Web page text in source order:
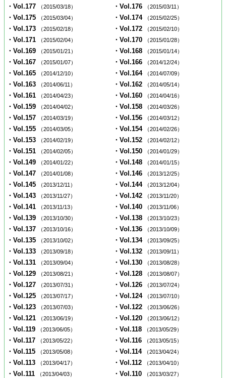
・Vol.177 （2015/03/18） ・Vol.176 （2015/03/11）
・Vol.175 （2015/03/04） ・Vol.174 （2015/02/25）
・Vol.173 （2015/02/18） ・Vol.172 （2015/02/10）
・Vol.171 （2015/02/04） ・Vol.170 （2015/01/28）
・Vol.169 （2015/01/21） ・Vol.168 （2015/01/14）
・Vol.167 （2015/01/07） ・Vol.166 （2014/12/24）
・Vol.165 （2014/12/10） ・Vol.164 （2014/07/09）
・Vol.163 （2014/06/11） ・Vol.162 （2014/05/14）
・Vol.161 （2014/04/23） ・Vol.160 （2014/04/16）
・Vol.159 （2014/04/02） ・Vol.158 （2014/03/26）
・Vol.157 （2014/03/19） ・Vol.156 （2014/03/12）
・Vol.155 （2014/03/05） ・Vol.154 （2014/02/26）
・Vol.153 （2014/02/19） ・Vol.152 （2014/02/12）
・Vol.151 （2014/02/05） ・Vol.150 （2014/01/29）
・Vol.149 （2014/01/22） ・Vol.148 （2014/01/15）
・Vol.147 （2014/01/08） ・Vol.146 （2013/12/25）
・Vol.145 （2013/12/11） ・Vol.144 （2013/12/04）
・Vol.143 （2013/11/27） ・Vol.142 （2013/11/20）
・Vol.141 （2013/11/13） ・Vol.140 （2013/11/06）
・Vol.139 （2013/10/30） ・Vol.138 （2013/10/23）
・Vol.137 （2013/10/16） ・Vol.136 （2013/10/09）
・Vol.135 （2013/10/02） ・Vol.134 （2013/09/25）
・Vol.133 （2013/09/18） ・Vol.132 （2013/09/11）
・Vol.131 （2013/09/04） ・Vol.130 （2013/08/28）
・Vol.129 （2013/08/21） ・Vol.128 （2013/08/07）
・Vol.127 （2013/07/31） ・Vol.126 （2013/07/24）
・Vol.125 （2013/07/17） ・Vol.124 （2013/07/10）
・Vol.123 （2013/07/03） ・Vol.122 （2013/06/26）
・Vol.121 （2013/06/19） ・Vol.120 （2013/06/12）
・Vol.119 （2013/06/05） ・Vol.118 （2013/05/29）
・Vol.117 （2013/05/22） ・Vol.116 （2013/05/15）
・Vol.115 （2013/05/08） ・Vol.114 （2013/04/24）
・Vol.113 （2013/04/17） ・Vol.112 （2013/04/10）
・Vol.111 （2013/04/03） ・Vol.110 （2013/03/27）